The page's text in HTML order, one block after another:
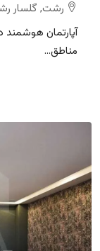
رشت, گلسار
مناطق...